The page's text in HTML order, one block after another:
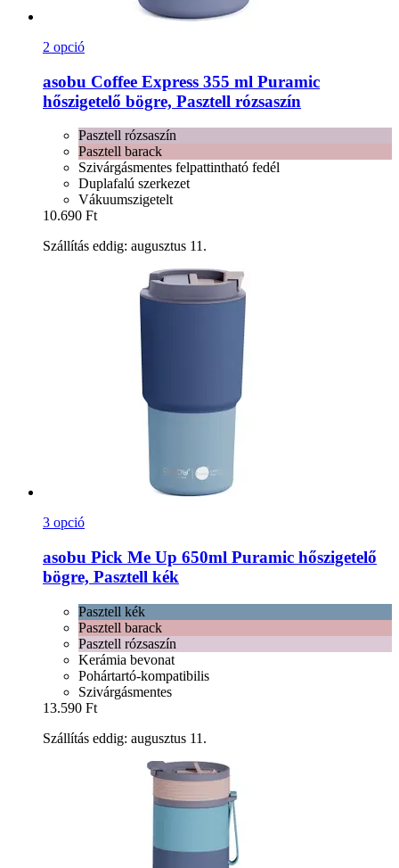
2 opció
asobu Coffee Express 355 ml Puramic
hőszigetelő bögre, Pasztell rózsaszín
Pasztell rózsaszín
Pasztell barack
Szivárgásmentes felpattintható fedél
Duplafalú szerkezet
Vákuumszigetelt
10.690 Ft
Szállítás eddig: augusztus 11.
3 opció
asobu Pick Me Up 650ml Puramic hőszigetelő
bögre, Pasztell kék
Pasztell kék
Pasztell barack
Pasztell rózsaszín
Kerámia bevonat
Pohártartó-kompatibilis
Szivárgásmentes
13.590 Ft
Szállítás eddig: augusztus 11.